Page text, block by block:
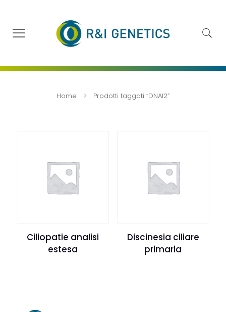
Home Prodotti taggati “DNAI2”
Ciliopatie analisi
estesa
Discinesia ciliare
primaria